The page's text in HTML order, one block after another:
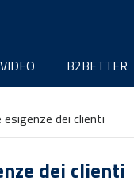
VIDEO B2BETTER
dei clienti
dei clienti